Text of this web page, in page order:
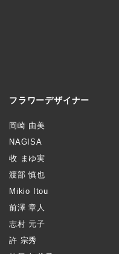
フラワーデザイナー
岡崎 由美
NAGISA
牧 まゆ実
渡部 慎也
Mikio Itou
前澤 章人
志村 元子
許 宗秀